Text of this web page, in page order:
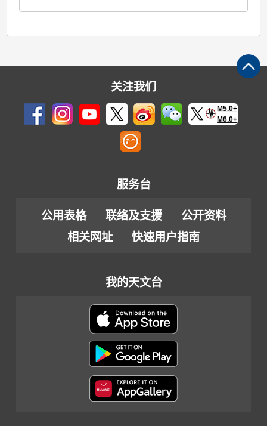
关注我们
M5.0+
M6.0+
服务台
公用表格 联络及支援
公开资料
相关网址
快速用户指南
我的天文台